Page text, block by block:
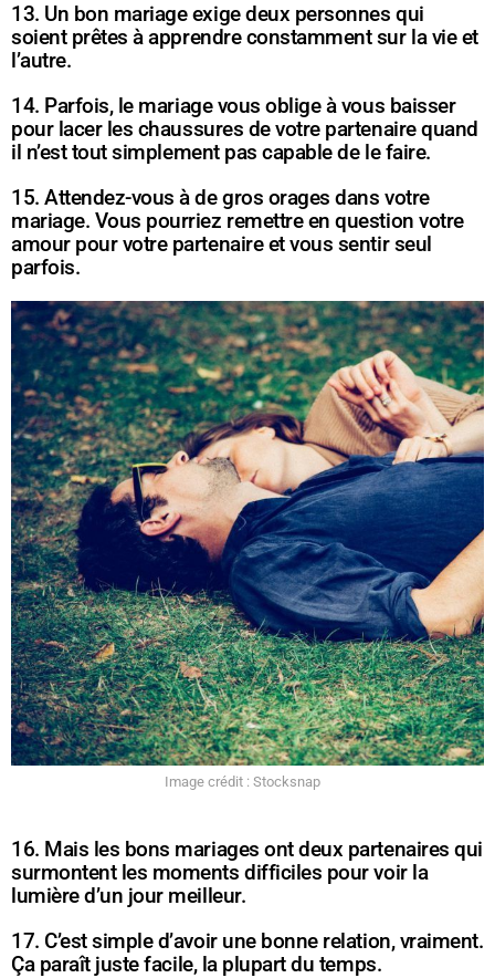
13. Un bon mariage exige deux personnes qui
soient prêtes à apprendre constamment sur la vie et
l’autre.
14. Parfois, le mariage vous oblige à vous baisser
pour lacer les chaussures de votre partenaire quand
il n’est tout simplement pas capable de le faire.
15. Attendez-vous à de gros orages dans votre
mariage. Vous pourriez remettre en question votre
amour pour votre partenaire et vous sentir seul
parfois.
Image crédit : Stocksnap
16. Mais les bons mariages ont deux partenaires qui
surmontent les moments difficiles pour voir la
lumière d’un jour meilleur.
17. C’est simple d’avoir une bonne relation, vraiment.
Ça paraît juste facile, la plupart du temps.